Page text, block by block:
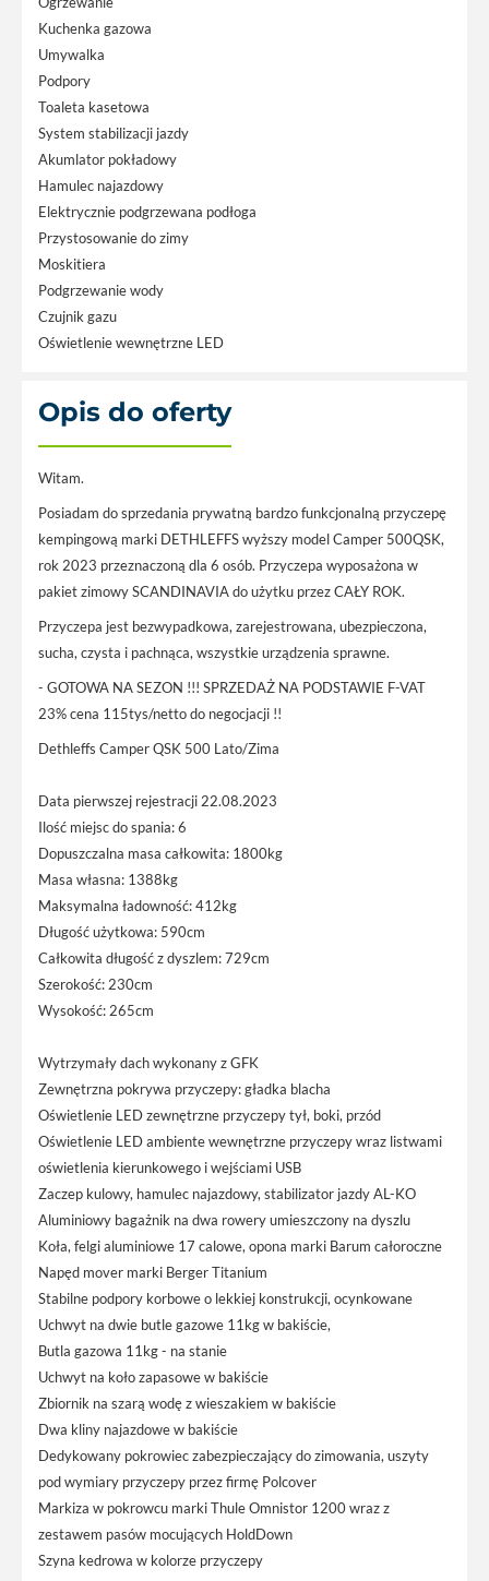
Kuchenka gazowa
Umywalka
Podpory
Toaleta kasetowa
System stabilizacji jazdy
Akumlator pokładowy
Hamulec najazdowy
Elektrycznie podgrzewana podłoga
Przystosowanie do zimy
Moskitiera
Podgrzewanie wody
Czujnik gazu
Oświetlenie wewnętrzne LED
Opis do oferty
Witam.
Posiadam do sprzedania prywatną bardzo funkcjonalną przyczepę
kempingową marki DETHLEFFS wyższy model Camper 500QSK,
rok 2023 przeznaczoną dla 6 osób. Przyczepa wyposażona w
pakiet zimowy SCANDINAVIA do użytku przez CAŁY ROK.
Przyczepa jest bezwypadkowa, zarejestrowana, ubezpieczona,
sucha, czysta i pachnąca, wszystkie urządzenia sprawne.
- GOTOWA NA SEZON !!! SPRZEDAŻ NA PODSTAWIE F-VAT
23% cena 115tys/netto do negocjacji !!
Dethleffs Camper QSK 500 Lato/Zima
Data pierwszej rejestracji 22.08.2023
Ilość miejsc do spania: 6
Dopuszczalna masa całkowita: 1800kg
Masa własna: 1388kg
Maksymalna ładowność: 412kg
Długość użytkowa: 590cm
Całkowita długość z dyszlem: 729cm
Szerokość: 230cm
Wysokość: 265cm
Wytrzymały dach wykonany z GFK
Zewnętrzna pokrywa przyczepy: gładka blacha
Oświetlenie LED zewnętrzne przyczepy tył, boki, przód
Oświetlenie LED ambiente wewnętrzne przyczepy wraz listwami
oświetlenia kierunkowego i wejściami USB
Zaczep kulowy, hamulec najazdowy, stabilizator jazdy AL-KO
Aluminiowy bagażnik na dwa rowery umieszczony na dyszlu
Koła, felgi aluminiowe 17 calowe, opona marki Barum całoroczne
Napęd mover marki Berger Titanium
Stabilne podpory korbowe o lekkiej konstrukcji, ocynkowane
Uchwyt na dwie butle gazowe 11kg w bakiście,
Butla gazowa 11kg - na stanie
Uchwyt na koło zapasowe w bakiście
Zbiornik na szarą wodę z wieszakiem w bakiście
Dwa kliny najazdowe w bakiście
Dedykowany pokrowiec zabezpieczający do zimowania, uszyty
pod wymiary przyczepy przez firmę Polcover
Markiza w pokrowcu marki Thule Omnistor 1200 wraz z
zestawem pasów mocujących HoldDown
Szyna kedrowa w kolorze przyczepy